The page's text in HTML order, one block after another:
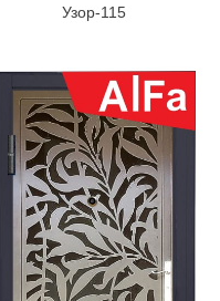
Узор-115